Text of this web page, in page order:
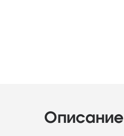
Описание